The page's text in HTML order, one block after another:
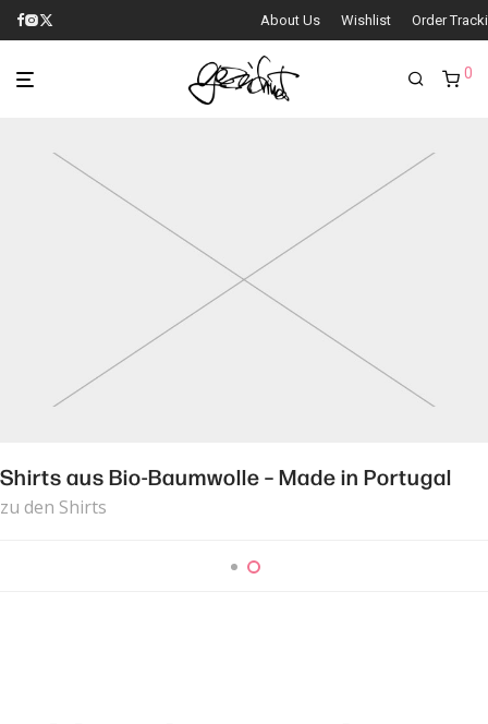
About Us Wishlist Order
0
zu den Shirts
Shirts aus Bio-Baumwolle – Made in Portugal
zu den Shirts